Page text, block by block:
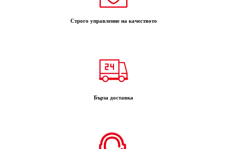
Строго управление на качеството
Бърза доставка